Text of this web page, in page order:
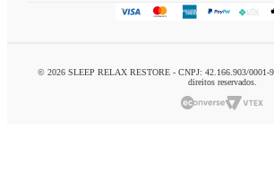
logistca@charada.com.br
© 2026 SLEEP RELAX RESTORE - CNPJ: 42.166.903/0001-
direitos reservados.